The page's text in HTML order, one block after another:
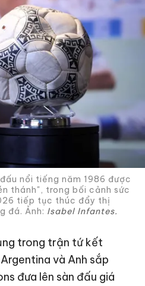
nổi tiếng năm 1986 được
thánh", trong bối cảnh sức
tiếp tục thúc đẩy thị
đá. Ảnh: Isabel Infantes.
trong trận tứ kết
và Anh sắp
đưa lên sàn đấu giá